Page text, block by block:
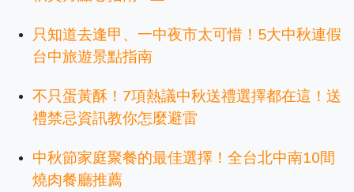
只知道去逢甲、一中夜市太可惜！5大中秋連假
台中旅遊景點指南
不只蛋黃酥！7項熱議中秋送禮選擇都在這！送
禮禁忌資訊教你怎麼避雷
中秋節家庭聚餐的最佳選擇！全台北中南10間
燒肉餐廳推薦